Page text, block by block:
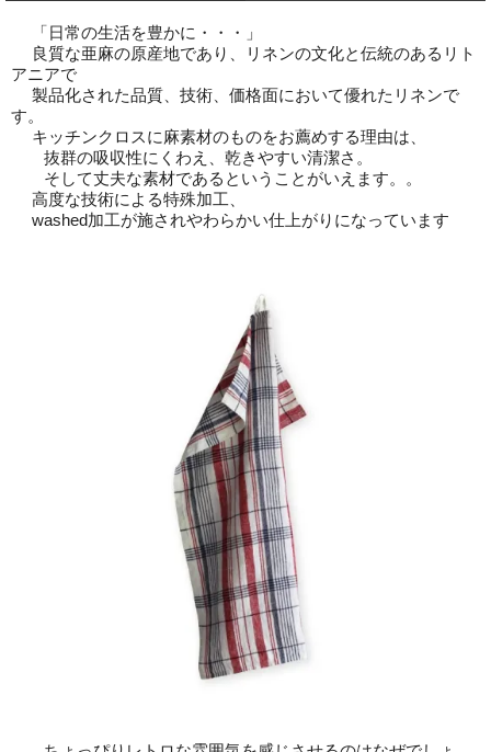
「日常の生活を豊かに・・・」
良質な亜麻の原産地であり、リネンの文化と伝統のあるリト
アニアで
製品化された品質、技術、価格面において優れたリネンで
す。
キッチンクロスに麻素材のものをお薦めする理由は、
抜群の吸収性にくわえ、乾きやすい清潔さ。
そして丈夫な素材であるということがいえます。。
高度な技術による特殊加工、
washed加工が施されやわらかい仕上がりになっています